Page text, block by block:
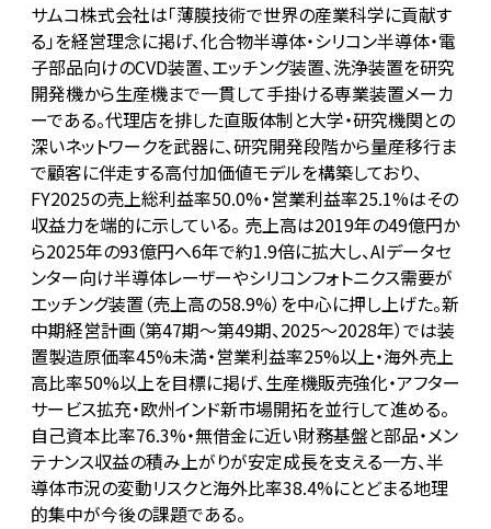
サムコ株式会社は「薄膜技術で世界の産業科学に貢献す
る」を経営理念に掲げ、化合物半導体・シリコン半導体・電
子部品向けのCVD装置、エッチング装置、洗浄装置を研究
開発機から生産機まで一貫して手掛ける専業装置メーカ
ーである。代理店を排した直販体制と大学・研究機関との
深いネットワークを武器に、研究開発段階から量産移行ま
で顧客に伴走する高付加価値モデルを構築しており、
FY2025の売上総利益率50.0%・営業利益率25.1%はその
収益力を端的に示している。 売上高は2019年の49億円か
ら2025年の93億円へ6年で約1.9倍に拡大し、AIデータセ
ンター向け半導体レーザーやシリコンフォトニクス需要が
エッチング装置（売上高の58.9%）を中心に押し上げた。新
中期経営計画（第47期〜第49期、2025〜2028年）では装
置製造原価率45%未満・営業利益率25%以上・海外売上
高比率50%以上を目標に掲げ、生産機販売強化・アフター
サービス拡充・欧州インド新市場開拓を並行して進める。
自己資本比率76.3%・無借金に近い財務基盤と部品・メン
テナンス収益の積み上がりが安定成長を支える一方、半
導体市況の変動リスクと海外比率38.4%にとどまる地理
的集中が今後の課題である。